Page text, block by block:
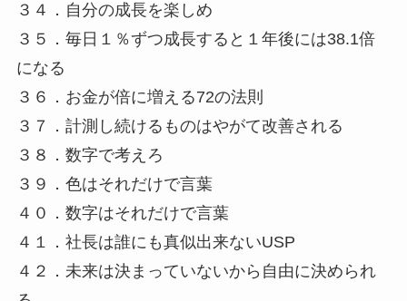
３４．自分の成長を楽しめ
３５．毎日１％ずつ成長すると１年後には38.1倍
になる
３６．お金が倍に増える72の法則
３７．計測し続けるものはやがて改善される
３８．数字で考えろ
３９．色はそれだけで言葉
４０．数字はそれだけで言葉
４１．社長は誰にも真似出来ないUSP
４２．未来は決まっていないから自由に決められ